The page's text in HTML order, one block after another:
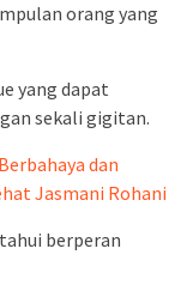
orang yang
yang dapat
sekali gigitan.
dan
Jasmani Rohani
berperan